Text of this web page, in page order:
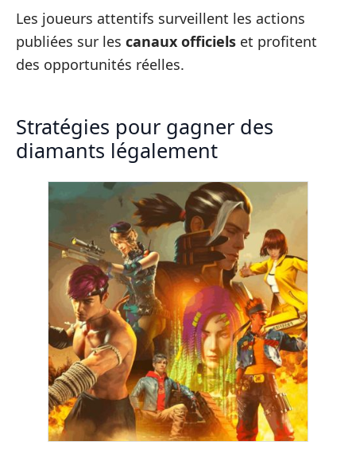
Les joueurs attentifs surveillent les actions
publiées sur les canaux officiels et profitent
des opportunités réelles.
Stratégies pour gagner des
diamants légalement